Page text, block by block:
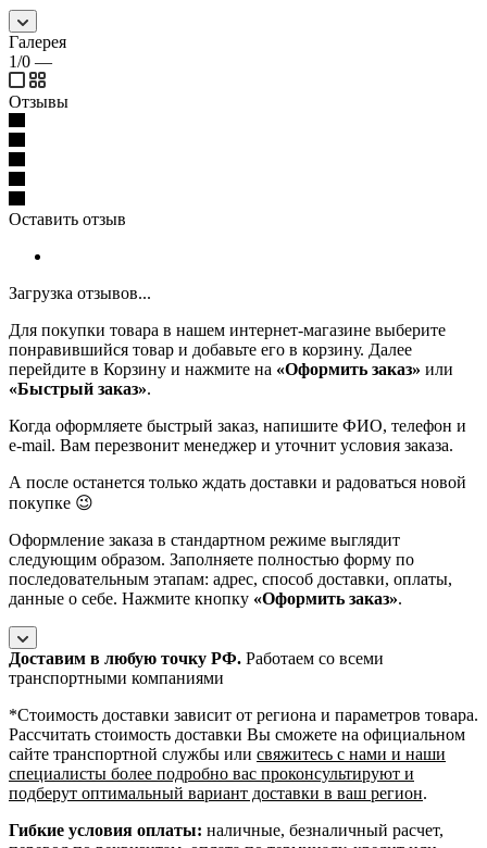
Галерея
1/0 —
Отзывы
Оставить отзыв
Загрузка отзывов...
Для покупки товара в нашем интернет-магазине выберите
понравившийся товар и добавьте его в корзину. Далее
перейдите в Корзину и нажмите на «Оформить заказ» или
«Быстрый заказ».
Когда оформляете быстрый заказ, напишите ФИО, телефон и
e-mail. Вам перезвонит менеджер и уточнит условия заказа.
А после останется только ждать доставки и радоваться новой
покупке 😉
Оформление заказа в стандартном режиме выглядит
следующим образом. Заполняете полностью форму по
последовательным этапам: адрес, способ доставки, оплаты,
данные о себе. Нажмите кнопку «Оформить заказ».
Доставим в любую точку РФ. Работаем со всеми
транспортными компаниями
*Cтоимость доставки зависит от региона и параметров товара.
Рассчитать стоимость доставки Вы сможете на официальном
сайте транспортной службы или свяжитесь с нами и наши
специалисты более подробно вас проконсультируют и
подберут оптимальный вариант доставки в ваш регион.
Гибкие условия оплаты: наличные, безналичный расчет,